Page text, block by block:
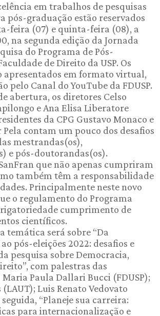
em trabalhos de pesquisas
pós-graduação estão reservados
feira (07) e quinta-feira (08), a
na segunda edição da Jornada
do Programa de Pós-
de Direito da USP. Os
apresentados em formato virtual,
pelo Canal do YouTube da FDUSP.
abertura, os diretores Celso
e Ana Elisa Liberatore
da CPG Gustavo Monaco e
contam um pouco dos desafios
mestrandas(os),
e pós-doutorandas(os).
que não apenas cumpriram
também têm a responsabilidade
Principalmente neste novo
o regulamento do Programa
cumprimento de
científicos.
temática será sobre “Da
pós-eleições 2022: desafios e
pesquisa sobre Democracia,
com palestras das
Paula Dallari Bucci (FDUSP);
Luis Renato Vedovato
“Planeje sua carreira:
para internacionalização e